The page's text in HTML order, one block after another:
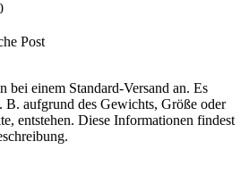
bei einem Standard-Versand an. Es
B. aufgrund des Gewichts, Größe oder
entstehen. Diese Informationen findest